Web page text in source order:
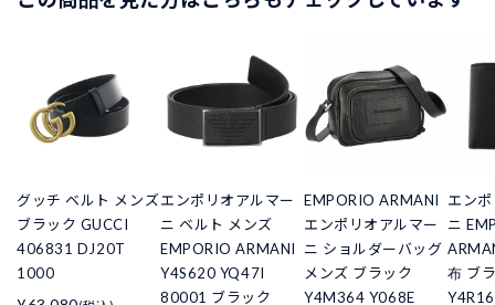
グッチ ベルト メンズ
ブラック GUCCI
406831 DJ20T
1000
エンポリオアルマー
ニ ベルト メンズ
EMPORIO ARMANI
Y4S620 YQ47I
80001 ブラック
EMPORIO ARMANI
エンポリオアルマー
ニ ショルダーバッグ
メンズ ブラック
Y4M364 Y068E
エン
ニ
布 ブ